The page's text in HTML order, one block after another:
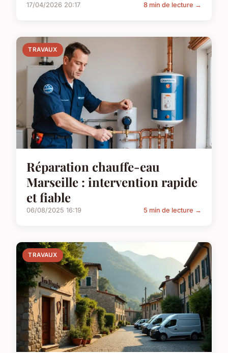
17/04/2026 20:17 8 min de lecture →
TRAVAUX
Réparation chauffe-eau
Marseille : intervention rapide
et fiable
06/08/2025 16:19 5 min de lecture →
TRAVAUX